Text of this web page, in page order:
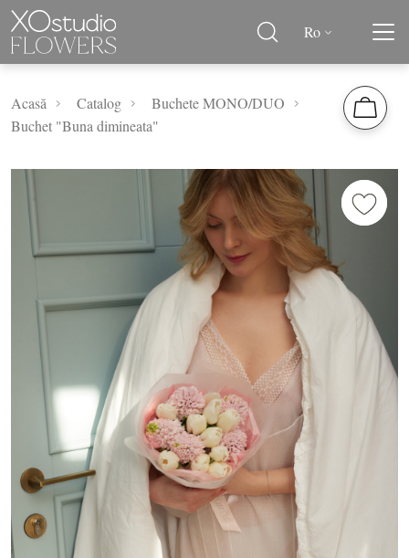
Ro
Acasă Catalog
Buchete MONO/DUO
Buchet "Buna dimineata"